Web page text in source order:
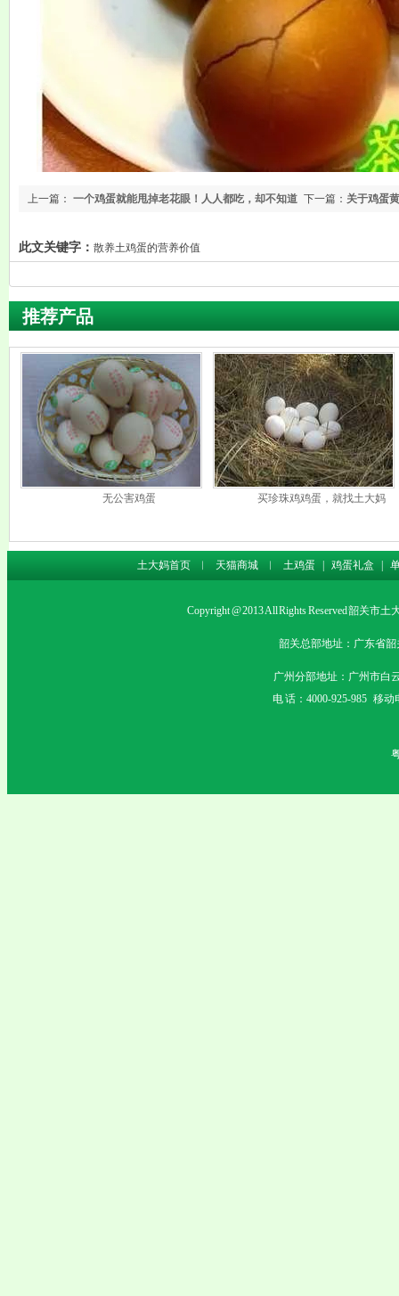
下一篇： 关于鸡蛋
上一篇： 一个鸡蛋就能甩掉老花眼！人人都吃，却不知道
此文关键字： 散养土鸡蛋的营养价值
推荐产品
无公害鸡蛋 买珍珠鸡鸡蛋，就找土大妈
土大妈首页 ︱ 天猫商城 ︱ 土鸡蛋 鸡蛋礼盒
Copyright @ 2013 All Rights Reserved 韶关市
韶关总部地址：广东省韶
广州分部地址：广州市白
电 话：4000-925-985 移动